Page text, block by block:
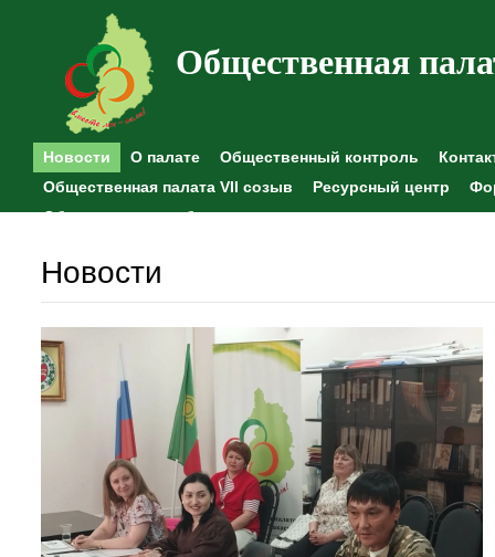
Общественная
Новости О палате Общественный контроль
Общественная палата VII созыв
Ресурсный центр
Общественные наблюдения
Новости